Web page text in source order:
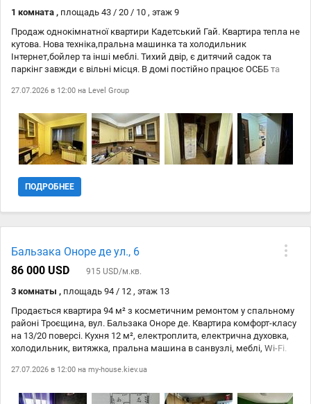
1 комната , площадь 43 / 20 / 10 , этаж 9
Продаж однокімнатної квартири Кадетський Гай. Квартира тепла не
кутова. Нова техніка,пральна машинка та холодильник
Інтернет,бойлер та інші меблі. Тихий двір, є дитячий садок та
паркінг завжди є вільні місця. В домі постійно працює ОСББ та
27.07.2026 в 12:00 на Level Group
ПОДРОБНЕЕ
Бальзака Оноре де ул., 6
86 000 USD
915 USD/м.кв.
3 комнаты , площадь 94 / 12 , этаж 13
Продається квартира 94 м² з косметичним ремонтом у спальному
районі Троєщина, вул. Бальзака Оноре де. Квартира комфорт-класу
на 13/20 поверсі. Кухня 12 м², електроплита, електрична духовка,
холодильник, витяжка, пральна машина в санвузлі, меблі, Wi-Fi.
втрачайте можливості придбати цю затишну 3-кімнатну квартиру!
27.07.2026 в 12:00 на my-house.kiev.ua